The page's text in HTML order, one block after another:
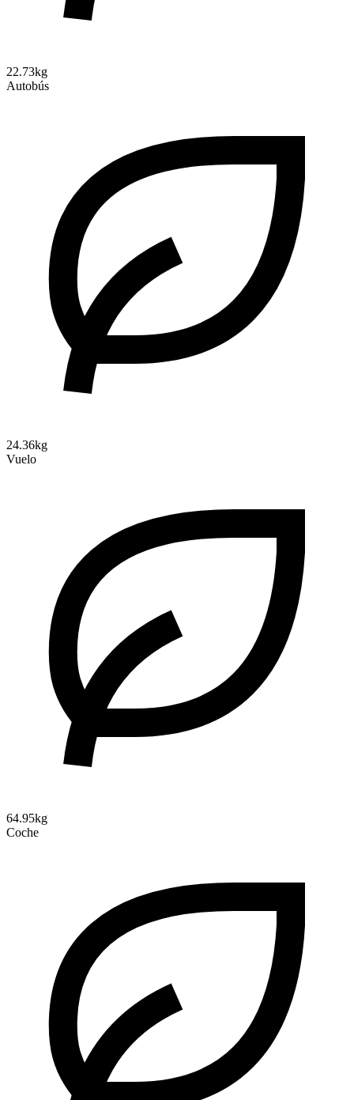
22.73kg
Autobús
24.36kg
Vuelo
64.95kg
Coche